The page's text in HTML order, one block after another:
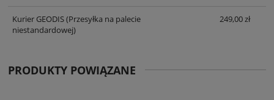
Kurier GEODIS(Przesyłka na palecie
niestandardowej)
249,00 zł
PRODUKTY POWIĄZANE